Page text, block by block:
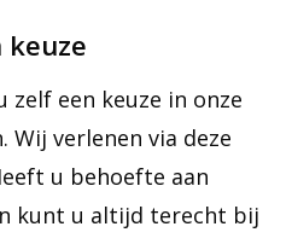
keuze
zelf een keuze in onze
Wij verlenen via deze
u behoefte aan
kunt u altijd terecht bij